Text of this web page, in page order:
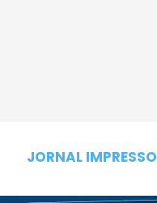
JORNAL IMPRESSO